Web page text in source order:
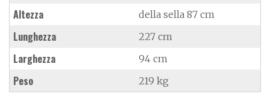
Altezza della sella 87 cm
Lunghezza 227 cm
Larghezza 94 cm
Peso 219 kg